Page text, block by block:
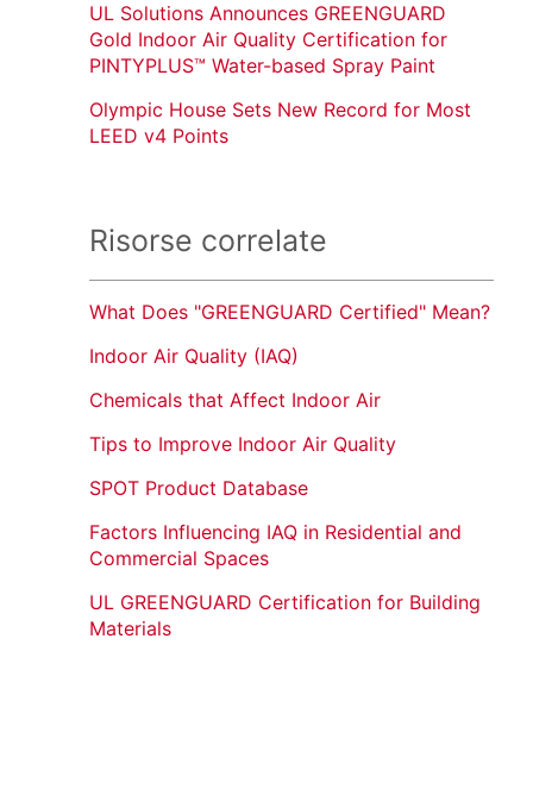
UL Solutions Announces GREENGUARD
Gold Indoor Air Quality Certification for
PINTYPLUS™ Water-based Spray Paint
Olympic House Sets New Record for Most
LEED v4 Points
Risorse correlate
What Does "GREENGUARD Certified" Mean?
Indoor Air Quality (IAQ)
Chemicals that Affect Indoor Air
Tips to Improve Indoor Air Quality
SPOT Product Database
Factors Influencing IAQ in Residential and
Commercial Spaces
UL GREENGUARD Certification for Building
Materials